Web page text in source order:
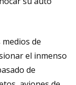
de
el inmenso
de